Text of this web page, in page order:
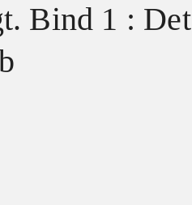
Bind 1 : Det